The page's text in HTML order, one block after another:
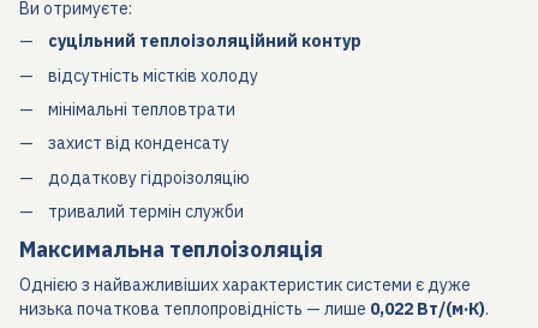
Ви отримуєте:
суцільний теплоізоляційний контур
відсутність містків холоду
мінімальні тепловтрати
захист від конденсату
додаткову гідроізоляцію
тривалий термін служби
Максимальна теплоізоляція
Однією з найважливіших характеристик системи є дуже
низька початкова теплопровідність — лише 0,022 Вт/(м·К).